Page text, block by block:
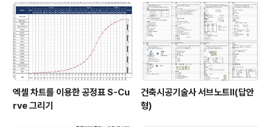
엑셀 차트를 이용한 공정표 S-Cu
rve 그리기
건축시공기술사 서브노트Ⅱ(답안
형)